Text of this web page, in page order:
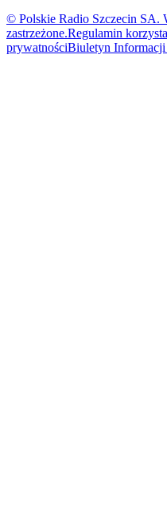
© Polskie Radio Szczecin SA.
zastrzeżone.Regulamin
prywatnościBiuletyn Informacji